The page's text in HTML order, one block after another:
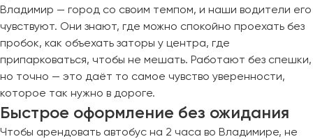
Владимир — город со своим темпом, и наши водители его
чувствуют. Они знают, где можно спокойно проехать без
пробок, как объехать заторы у центра, где
припарковаться, чтобы не мешать. Работают без спешки,
но точно — это даёт то самое чувство уверенности,
которое так нужно в дороге.
Быстрое оформление без ожидания
Чтобы арендовать автобус на 2 часа во Владимире, не